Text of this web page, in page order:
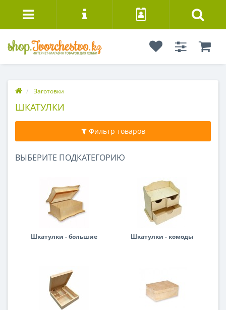
Заготовки
ШКАТУЛКИ
Фильтр товаров
ВЫБЕРИТЕ ПОДКАТЕГОРИЮ
Шкатулки - большие Шкатулки - комоды